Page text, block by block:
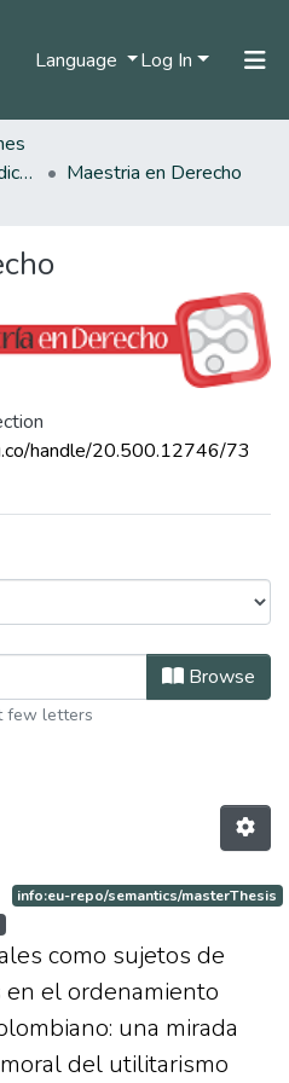
Language Log In
Facultad de Ciencias Jurídicas
Maestria en Derecho
handle/20.500.12746/73
en Derecho by
Browse
few letters
info:eu-repo/semantics/masterThesis
como sujetos de
en el ordenamiento
una mirada
del utilitarismo